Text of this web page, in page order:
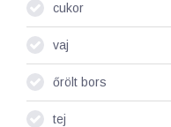
cukor
vaj
őrölt bors
tej